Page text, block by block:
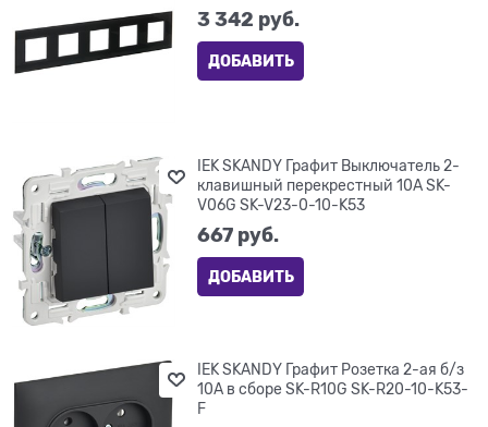
3 342 руб.
ДОБАВИТЬ
IEK SKANDY Графит Выключатель 2-
клавишный перекрестный 10А SK-
V06G SK-V23-0-10-K53
667 руб.
ДОБАВИТЬ
IEK SKANDY Графит Розетка 2-ая б/з
10А в сборе SK-R10G SK-R20-10-K53-
F